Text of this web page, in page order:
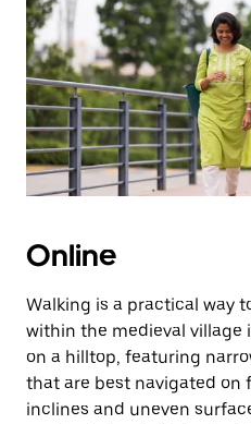
Online
Walking is a practical way
within the medieval village
on a hilltop, featuring
that are best navigated on
inclines and uneven